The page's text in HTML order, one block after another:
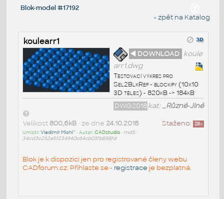
Blok-model #17192
« zpět na Katalog
koulearr1
◄ DOWNLOAD koule
arr1.dwg
Testovací výkres pro
Sel2BlkRef - blockify (10x10
3D těles) - 820kB -> 184kB
kat:_Různé-Jiné
DWG2018
Staženo: 28x
Velikost 800,6kB• ze dne 24.10.2018
Umístil:Vladimír Michl^ • Autor:CADstudio• md5:
34cd3c252e5f234940c64cb03fb898fd
Blok je k dispozici jen pro registrované členy webu
CADforum.cz. Přihlaste se - registrace je bezplatná.